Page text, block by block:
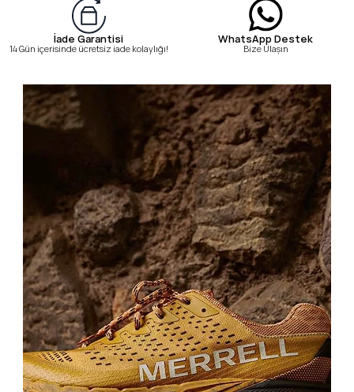
İade Garantisi
14 Gün içerisinde ücretsiz iade kolaylığı!
WhatsApp Destek
Bize Ulaşın